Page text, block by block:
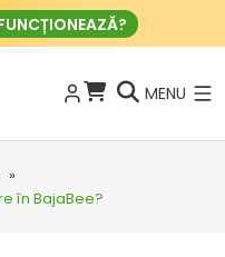
MENU
»
în BajaBee?